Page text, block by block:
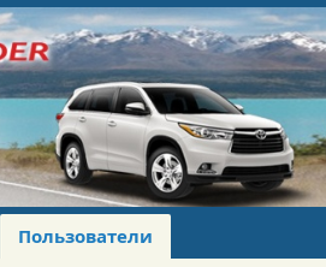
Пользователи